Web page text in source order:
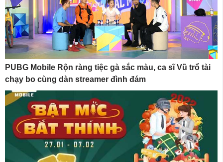
PUBG Mobile Rộn ràng tiệc gà sắc màu, ca sĩ Vũ trổ tài
chạy bo cùng dàn streamer đình đám